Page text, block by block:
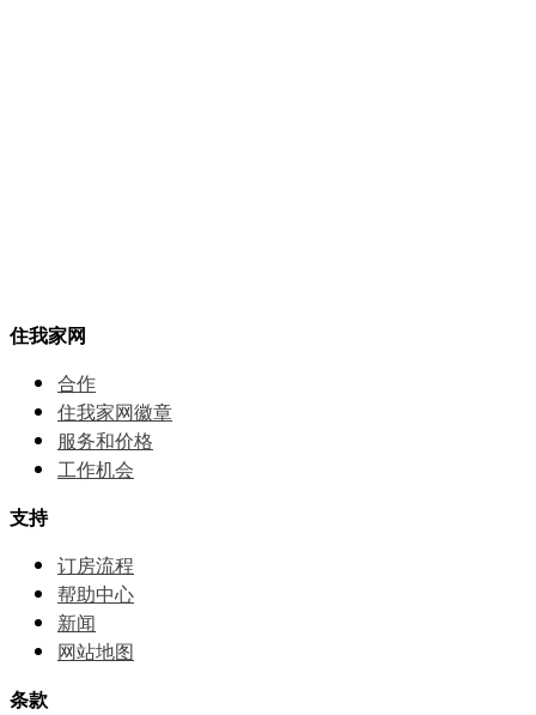
住我家网
合作
住我家网徽章
服务和价格
⼯作机会
支持
订房流程
帮助中⼼
新闻
网站地图
条款